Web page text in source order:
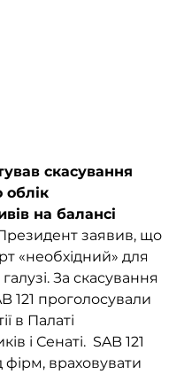
скасування
облік
на балансі
заявив, що
«необхідний» для
За скасування
121 проголосували
в Палаті
і Сенаті.  SAB 121
фірм, враховувати